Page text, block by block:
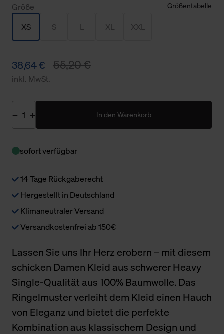
Größe Größentabelle
XS S L XL XXL
38,64 € 55,20 €
inkl. MwSt.
In den Warenkorb
sofort verfügbar
14 Tage Rückgaberecht
Hergestellt in Deutschland
Klimaneutraler Versand
Versandkostenfrei ab 150€
Lassen Sie uns Ihr Herz erobern – mit diesem
schicken Damen Kleid aus schwerer Heavy
Single-Qualität aus 100% Baumwolle. Das
Ringelmuster verleiht dem Kleid einen Hauch
von Eleganz und bietet die perfekte
Kombination aus klassischem Design und